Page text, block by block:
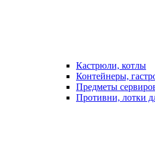
Кастрюли, котлы
Контейнеры,
Предметы
Противни, лотки